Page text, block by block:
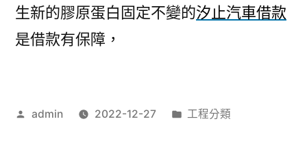
生新的膠原蛋白固定不變的汐止汽車借款
是借款有保障，
作
admin 2022-12-27
分
工程分類